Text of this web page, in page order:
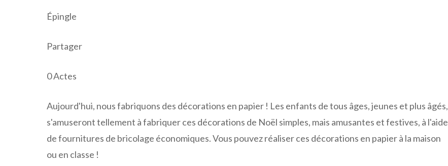
Épingle
Partager
0Actes
Aujourd'hui, nous fabriquons des décorations en papier ! Les enfants de tous âges, jeunes et plus âgés,
s'amuseront tellement à fabriquer ces décorations de Noël simples, mais amusantes et festives, à l'aide
de fournitures de bricolage économiques. Vous pouvez réaliser ces décorations en papier à la maison
ou en classe !